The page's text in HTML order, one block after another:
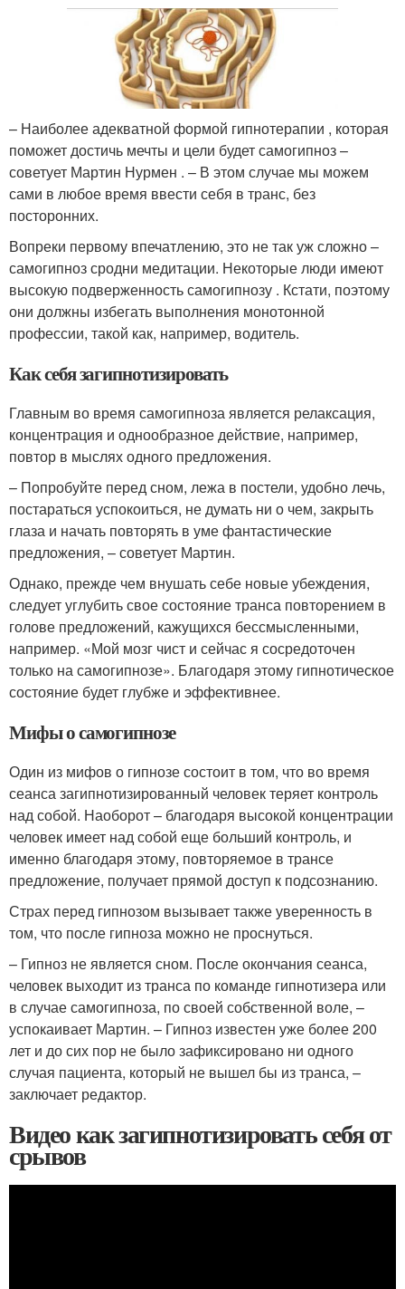
– Наиболее адекватной формой гипнотерапии , которая
поможет достичь мечты и цели будет самогипноз –
советует Мартин Нурмен . – В этом случае мы можем
сами в любое время ввести себя в транс, без
посторонних.
Вопреки первому впечатлению, это не так уж сложно –
самогипноз сродни медитации. Некоторые люди имеют
высокую подверженность самогипнозу . Кстати, поэтому
они должны избегать выполнения монотонной
профессии, такой как, например, водитель.
Как себя загипнотизировать
Главным во время самогипноза является релаксация,
концентрация и однообразное действие, например,
повтор в мыслях одного предложения.
– Попробуйте перед сном, лежа в постели, удобно лечь,
постараться успокоиться, не думать ни о чем, закрыть
глаза и начать повторять в уме фантастические
предложения, – советует Мартин.
Однако, прежде чем внушать себе новые убеждения,
следует углубить свое состояние транса повторением в
голове предложений, кажущихся бессмысленными,
например. «Мой мозг чист и сейчас я сосредоточен
только на самогипнозе». Благодаря этому гипнотическое
состояние будет глубже и эффективнее.
Мифы о самогипнозе
Один из мифов о гипнозе состоит в том, что во время
сеанса загипнотизированный человек теряет контроль
над собой. Наоборот – благодаря высокой концентрации
человек имеет над собой еще больший контроль, и
именно благодаря этому, повторяемое в трансе
предложение, получает прямой доступ к подсознанию.
Страх перед гипнозом вызывает также уверенность в
том, что после гипноза можно не проснуться.
– Гипноз не является сном. После окончания сеанса,
человек выходит из транса по команде гипнотизера или
в случае самогипноза, по своей собственной воле, –
успокаивает Мартин. – Гипноз известен уже более 200
лет и до сих пор не было зафиксировано ни одного
случая пациента, который не вышел бы из транса, –
заключает редактор.
Видео как загипнотизировать себя от
срывов